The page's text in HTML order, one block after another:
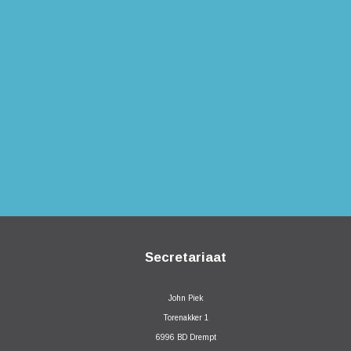
Secretariaat
John Piek
Torenakker 1
6996 BD Drempt